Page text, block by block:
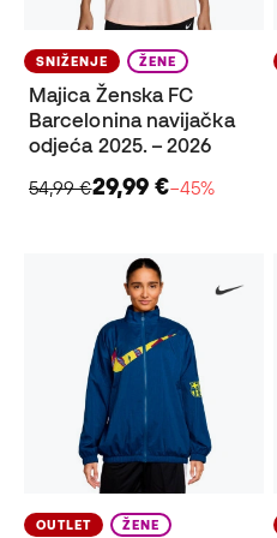
SNIŽENJE ŽENE
Majica Ženska FC
Barcelonina navijačka
odjeća 2025. – 2026
54,99 €29,99 €−45%
OUTLET ŽENE